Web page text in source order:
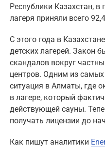
Республики Казахстан,
лагеря приняли всего
С этого года в
детских лагерей. Закон
скандалов вокруг
центров. Одним из самых
ситуация в Алматы, где
в лагере, который
действующей сауны.
получать лицензии до
Как пишут аналитики